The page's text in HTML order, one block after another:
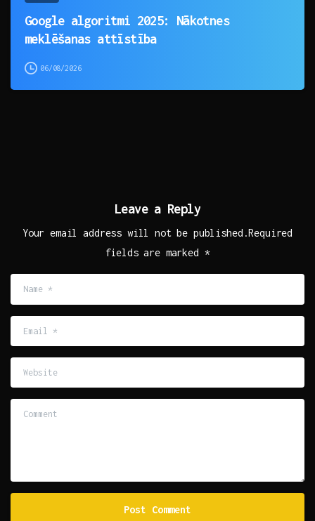
Google algoritmi 2025: Nākotnes
meklēšanas attīstība
06/08/2026
Leave a Reply
Your email address will not be published.Required
fields are marked *
*
Website